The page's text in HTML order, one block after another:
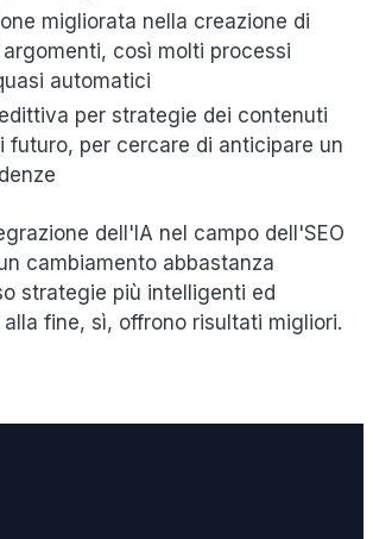
migliorata nella creazione di
così molti processi
automatici
per strategie dei contenuti
futuro, per cercare di anticipare un
dell'IA nel campo dell'SEO
cambiamento abbastanza
strategie più intelligenti ed
fine, sì, offrono risultati migliori.